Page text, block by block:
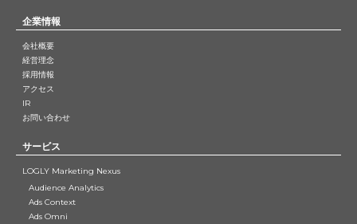
企業情報
会社概要
経営理念
採用情報
アクセス
IR
お問い合わせ
サービス
LOGLY Marketing Nexus
Audience Analytics
Ads Context
Ads Omni